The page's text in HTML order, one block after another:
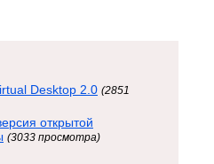
Desktop 2.0 (2851
открытой
(3033 просмотра)